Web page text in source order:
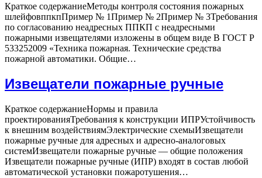
Краткое содержаниеМетоды контроля состояния пожарных
шлейфовппкпПример № 1Пример № 2Пример № 3Требования
по согласованию не­адресных ППКП с неадресными
пожарными извещателями из­ложены в общем виде В ГОСТ Р
53325­2009 «Техника пожарная. Технические средства
пожарной автоматики. Общие…
шлейфа
двухпорогового
Извещатели пожарные ручные
Краткое содержаниеНормы и правила
проектированияТребования к конструкции ИПРУстойчивость
к внешним воздействиямЭлектрические схемыИзвещатели
пожарные ручные для адресных и адресно-аналоговых
системИзвещатели пожарные ручные — общие положения
Извещатели пожарные ручные (ИПР) входят в состав любой
автоматической установки пожаротушения…